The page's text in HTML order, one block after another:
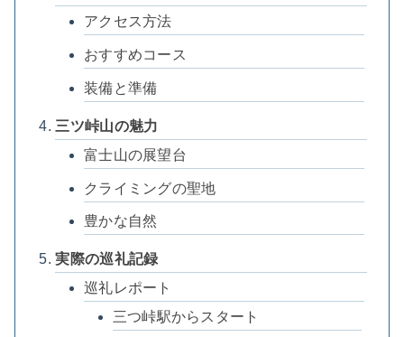
アクセス方法
おすすめコース
装備と準備
三ツ峠山の魅力
富士山の展望台
クライミングの聖地
豊かな自然
実際の巡礼記録
巡礼レポート
三つ峠駅からスタート